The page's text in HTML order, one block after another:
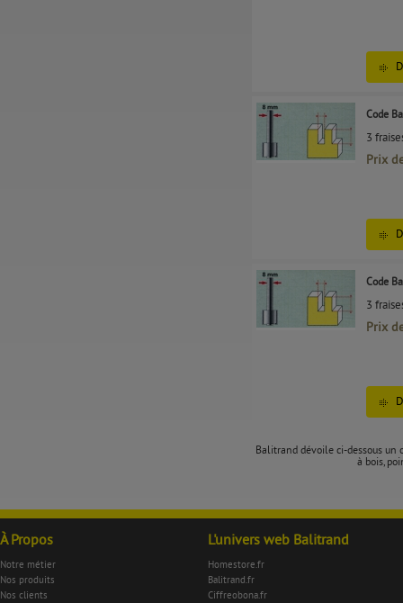
Code
3
Prix
Code
3
Prix
Balitrand dévoile ci-dessous un
à bois,
À Propos
Notre métier
Nos produits
Nos clients
L'univers web Balitrand
Homestore.fr
Balitrand.fr
Ciffreobona.fr